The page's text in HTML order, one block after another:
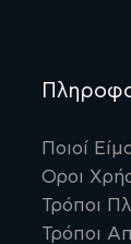
Ποιοί
Οροι
Τρόποι
Τρόποι